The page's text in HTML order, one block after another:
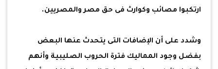
ارتكبوا مصائب وكوارث فى حق مصر والمصريين.
وشدد على أن الإضافات التى يتحدث عنها البعض
بفضل وجود المماليك فترة الحروب الصليبية وأنهم